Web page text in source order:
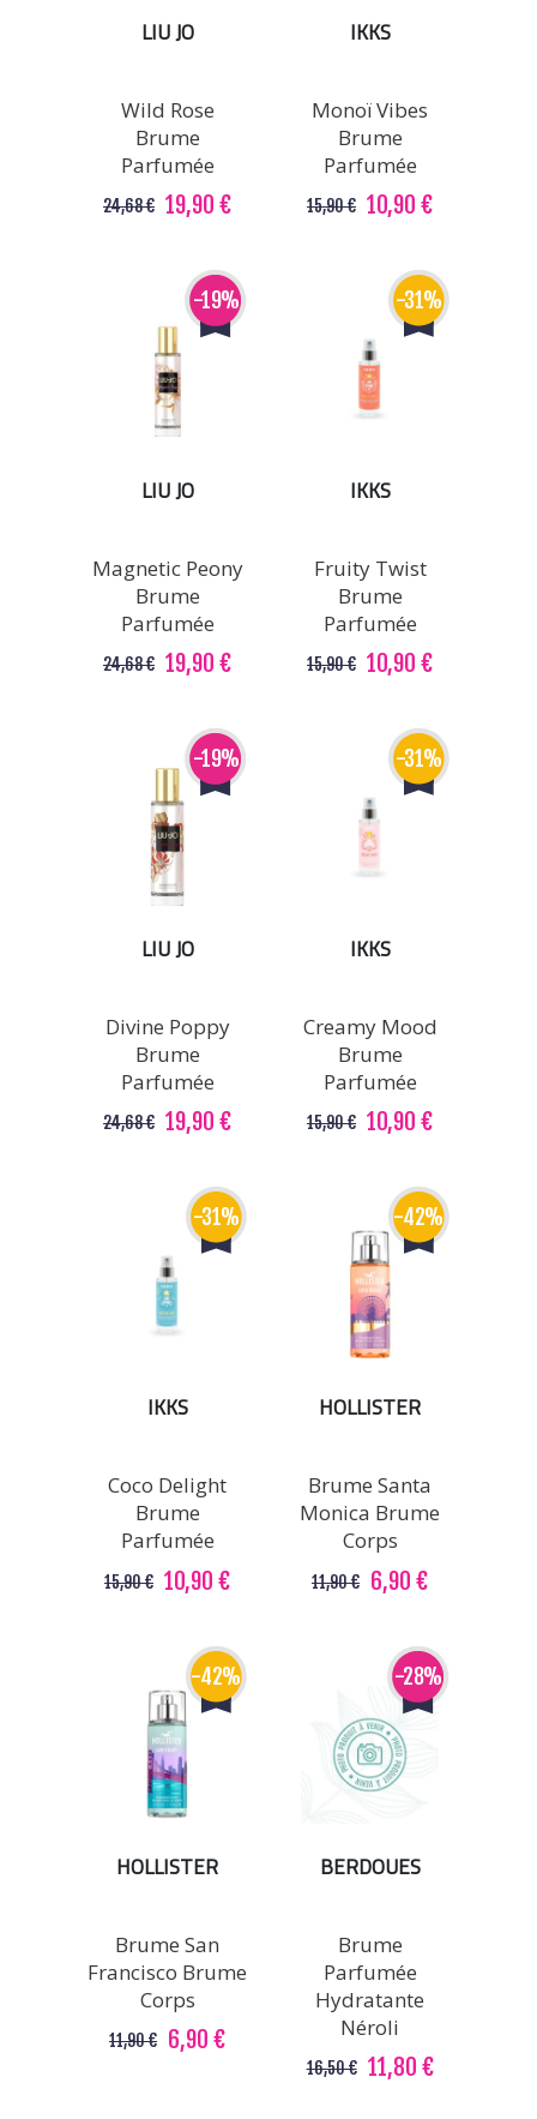
LIU JO
Wild Rose
Brume
Parfumée
24,68 € 19,90 €
IKKS
Monoï Vibes
Brume
Parfumée
15,90 € 10,90 €
-19%
LIU JO
Magnetic Peony
Brume
Parfumée
24,68 € 19,90 €
-31%
IKKS
Fruity Twist
Brume
Parfumée
15,90 € 10,90 €
-19%
LIU JO
Divine Poppy
Brume
Parfumée
24,68 € 19,90 €
-31%
IKKS
Creamy Mood
Brume
Parfumée
15,90 € 10,90 €
-31%
IKKS
Coco Delight
Brume
Parfumée
15,90 € 10,90 €
-42%
HOLLISTER
Brume Santa
Monica Brume
Corps
11,90 € 6,90 €
-42%
HOLLISTER
Brume San
Francisco Brume
Corps
11,90 € 6,90 €
-28%
BERDOUES
Brume
Parfumée
Hydratante
Néroli
16,50 € 11,80 €